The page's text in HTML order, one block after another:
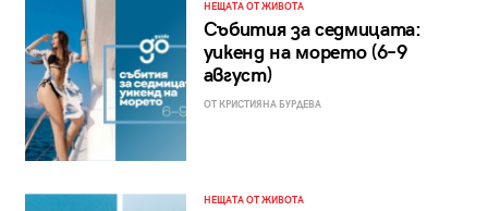
НЕЩАТА ОТ ЖИВОТА
Събития за седмицата:
уикенд на морето (6–9
август)
ОТ КРИСТИЯНА БУРДЕВА
НЕЩАТА ОТ ЖИВОТА